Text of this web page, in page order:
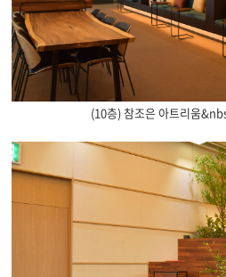
(10층) 참조은 아트리움